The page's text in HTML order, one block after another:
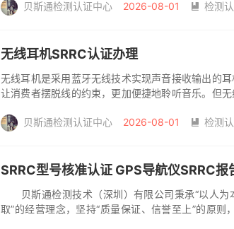
贝斯通检测认证中心 2026-08-01  检测
无线耳机SRRC认证办理
无线耳机是采用蓝牙无线技术实现声音接收输出的
让消费者摆脱线的约束，更加便捷地聆听音乐。但
SRRC...贝斯通检测认证中心 2026-08-01  检测
SRRC型号核准认证 GPS导航仪SRRC报
贝斯通检测技术（深圳）有限公司秉承“以人为
取”的经营理念，坚持“质量保证、信誉至上”的